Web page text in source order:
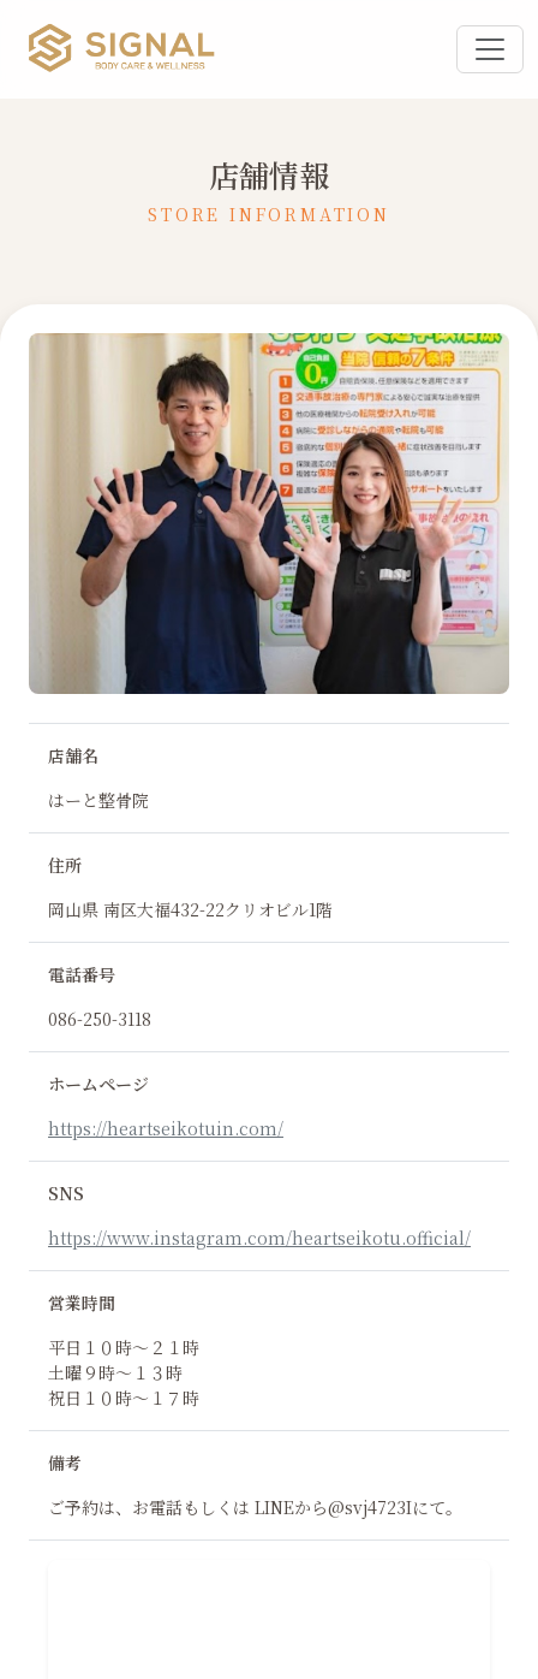
店舗情報
STORE INFORMATION
店舗名
はーと整骨院
住所
岡山県 南区大福432-22クリオビル1階
電話番号
086-250-3118
ホームページ
https://heartseikotuin.com/
SNS
https://www.instagram.com/heartseikotu.official/
営業時間
平日１０時～２１時
土曜９時～１３時
祝日１０時～１７時
備考
ご予約は、お電話もしくは LINEから@svj4723Iにて。